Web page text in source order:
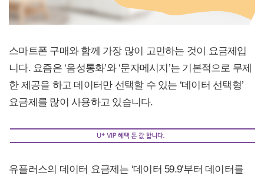
스마트폰 구매와 함께 가장 많이 고민하는 것이 요금제입
니다. 요즘은 ‘음성통화’와 ‘문자메시지’는 기본적으로 무제
한 제공을 하고 데이터만 선택할 수 있는 ‘데이터 선택형’
요금제를 많이 사용하고 있습니다.
유플러스의 데이터 요금제는 ‘데이터 59.9’부터 데이터를